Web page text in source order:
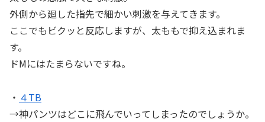
外側から廻した指先で細かい刺激を与えてきます。
ここでもビクッと反応しますが、太ももで抑え込まれま
す。
ドMにはたまらないですね。
・ ４TB
→神パンツはどこに飛んでいってしまったのでしょうか。